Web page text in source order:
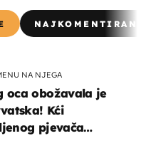
NA NJEGA
oca obožavala je
Kći
pjevača